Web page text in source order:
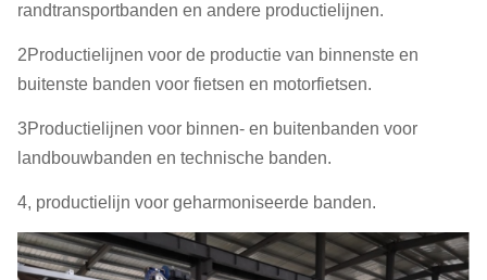
randtransportbanden en andere productielijnen.
2Productielijnen voor de productie van binnenste en
buitenste banden voor fietsen en motorfietsen.
3Productielijnen voor binnen- en buitenbanden voor
landbouwbanden en technische banden.
4, productielijn voor geharmoniseerde banden.